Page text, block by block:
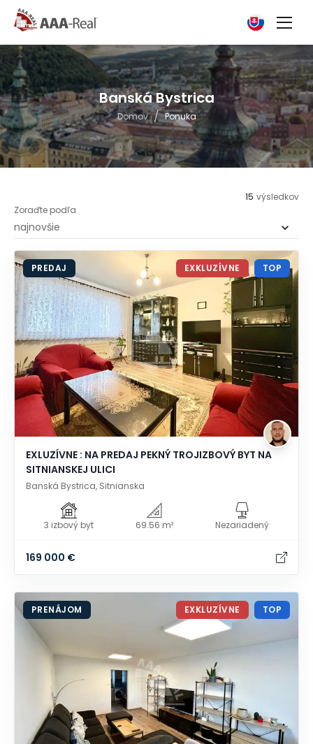
Banská Bystrica
Domov / Ponuka
15 výsledkov
Zoraďte podľa
PREDAJ EXKLUZÍVNE TOP
EXLUZÍVNE : NA PREDAJ PEKNÝ TROJIZBOVÝ BYT NA
SITNIANSKEJ ULICI
Banská Bystrica, Sitnianska
3 izbový byt 69.56 m² Nezariadený
169 000 €
PRENÁJOM EXKLUZÍVNE TOP